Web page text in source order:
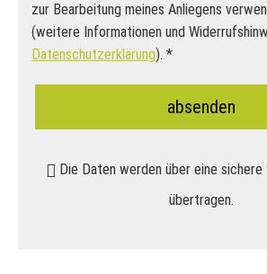
zur Bearbeitung meines Anliegens
(weitere Informationen und
Datenschutzerklärung). *
absenden
Die Daten werden über eine sichere
übertragen.